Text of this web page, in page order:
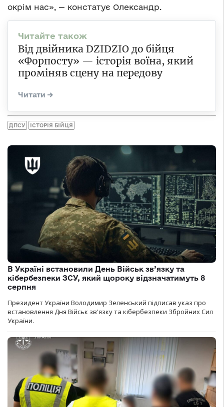
окрім нас», — констатує Олександр.
Від двійника DZIDZIO до бійця
«Форпосту» — історія воїна, який
проміняв сцену на передову
ДПСУ ІСТОРІЯ БІЙЦЯ
В Україні встановили День Військ зв’язку та
кібербезпеки ЗСУ, який щороку відзначатимуть 8
серпня
Президент України Володимир Зеленський підписав указ про
встановлення Дня Військ зв'язку та кібербезпеки Збройних Сил
України.